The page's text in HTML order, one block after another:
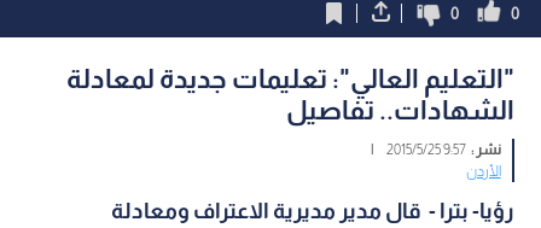
0
0
"التعليم العالي": تعليمات جديدة لمعادلة
الشهادات.. تفاصيل
نشر :9:57 2015/5/25
|
الأردن
رؤيا- بترا - قال مدير مديرية الاعتراف ومعادلة